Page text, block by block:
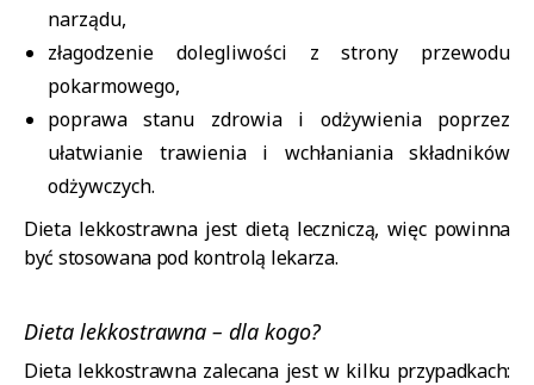
narządu,
złagodzenie dolegliwości z strony przewodu
pokarmowego,
poprawa stanu zdrowia i odżywienia poprzez
ułatwianie trawienia i wchłaniania składników
odżywczych.
Dieta lekkostrawna jest dietą leczniczą, więc powinna
być stosowana pod kontrolą lekarza.
Dieta lekkostrawna – dla kogo?
Dieta lekkostrawna zalecana jest w kilku przypadkach: